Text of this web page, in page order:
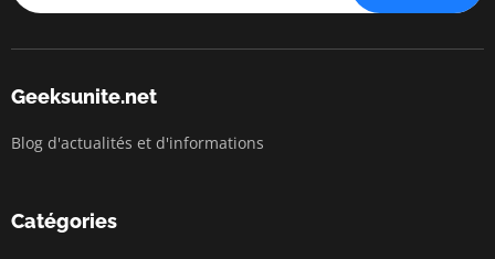
Geeksunite.net
Blog d'actualités et d'informations
Catégories